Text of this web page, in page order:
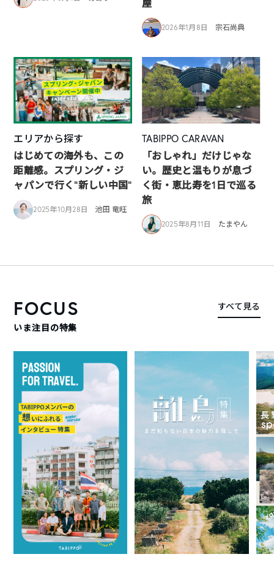
屋
2026年1月8日 宗石尚典
エリアから探す
はじめての海外も、この
距離感。スプリング・ジ
ャパンで行く“新しい中国”
2025年10月28日 池田 竜旺
TABIPPO CARAVAN
「おしゃれ」だけじゃな
い。歴史と温もりが息づ
く街・恵比寿を1日で巡る
旅
2025年8月11日 たまやん
FOCUS
いま注目の特集
すべて見る